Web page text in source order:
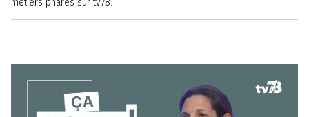
métiers phares sur tv78.